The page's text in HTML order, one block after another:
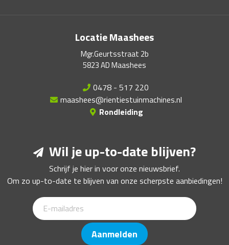
Locatie Maashees
Mgr.Geurtsstraat 2b
5823 AD Maashees
0478 - 517 220
maashees@rientiestuinmachines.nl
Rondleiding
Wil je up-to-date blijven?
Schrijf je hier in voor onze nieuwsbrief.
Om zo up-to-date te blijven van onze scherpste aanbiedingen!
Aanmelden